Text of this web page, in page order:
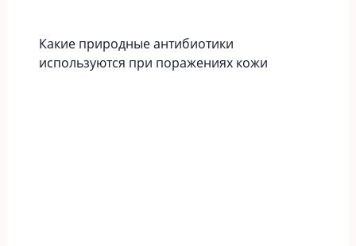
Какие природные антибиотики
используются при поражениях кожи